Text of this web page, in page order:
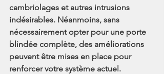
cambriolages et autres intrusions
indésirables. Néanmoins, sans
nécessairement opter pour une porte
blindée complète, des améliorations
peuvent être mises en place pour
renforcer votre système actuel.